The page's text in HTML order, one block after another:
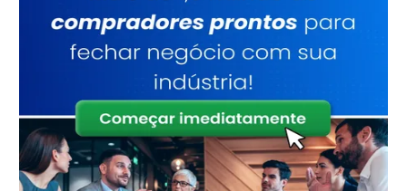
Como Escolher o
Desengordurante Ideal para
Cozinhas Industriais
Fatores a Considerar